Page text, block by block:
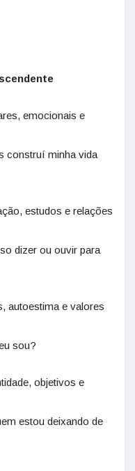
emocionais e
construí minha vida
estudos e relações
dizer ou ouvir para
autoestima e valores
sou?
objetivos e
estou deixando de